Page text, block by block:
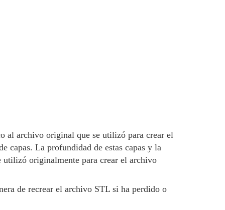
al archivo original que se utilizó para crear el
capas. La profundidad de estas capas y la
utilizó originalmente para crear el archivo
de recrear el archivo STL si ha perdido o